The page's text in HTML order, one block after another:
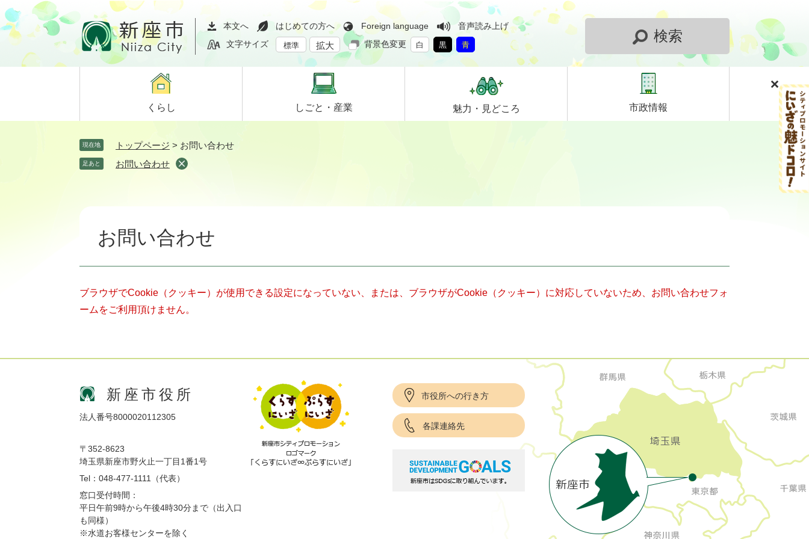
ペ
ー
ジ
メ
ニ
ュ
て
本文へ はじめての方へ Foreign language
音声読み上げ
文字サイズ
標準 拡大 背景色変更 白 黒 青
検索
くらし しごと・ 産業 魅力・ 見どころ 市政情報
現在地 トップページ > お問い合わせ
足あと お問い合わせ
お問い合わせ
ブラウザでCookie（クッキー）が使用できる設定になっていない、または、ブラウザがCookie（クッキー）に対応していないため、お問い合わせフォ
ームをご利用頂けません。
新座市役所
法人番号8000020112305
〒352-8623
埼玉県新座市野火止一丁目1番1号
Tel：048-477-1111（代表）
窓口受付時間：
平日午前9時から午後4時30分まで（出入口
も同様）
※水道お客様センターを除く
市役所への行き方
各課連絡先